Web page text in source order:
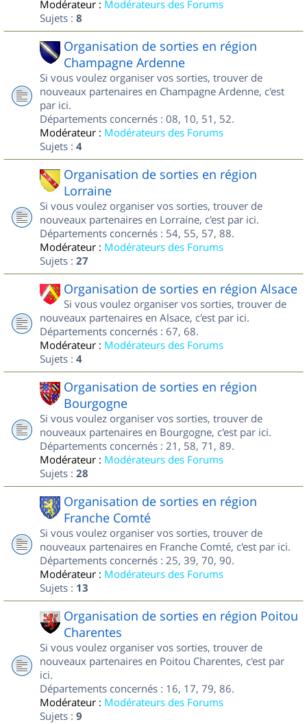
Modérateur : Modérateurs des Forums
Sujets : 8
Organisation de sorties en région
Champagne Ardenne
Si vous voulez organiser vos sorties, trouver de
nouveaux partenaires en Champagne Ardenne, c'est
par ici.
Départements concernés : 08, 10, 51, 52.
Modérateur : Modérateurs des Forums
Sujets : 4
Organisation de sorties en région
Lorraine
Si vous voulez organiser vos sorties, trouver de
nouveaux partenaires en Lorraine, c'est par ici.
Départements concernés : 54, 55, 57, 88.
Modérateur : Modérateurs des Forums
Sujets : 27
Organisation de sorties en région Alsace
Si vous voulez organiser vos sorties, trouver de
nouveaux partenaires en Alsace, c'est par ici.
Départements concernés : 67, 68.
Modérateur : Modérateurs des Forums
Sujets : 4
Organisation de sorties en région
Bourgogne
Si vous voulez organiser vos sorties, trouver de
nouveaux partenaires en Bourgogne, c'est par ici.
Départements concernés : 21, 58, 71, 89.
Modérateur : Modérateurs des Forums
Sujets : 28
Organisation de sorties en région
Franche Comté
Si vous voulez organiser vos sorties, trouver de
nouveaux partenaires en Franche Comté, c'est par ici.
Départements concernés : 25, 39, 70, 90.
Modérateur : Modérateurs des Forums
Sujets : 13
Organisation de sorties en région Poitou
Charentes
Si vous voulez organiser vos sorties, trouver de
nouveaux partenaires en Poitou Charentes, c'est par
ici.
Départements concernés : 16, 17, 79, 86.
Modérateur : Modérateurs des Forums
Sujets : 9